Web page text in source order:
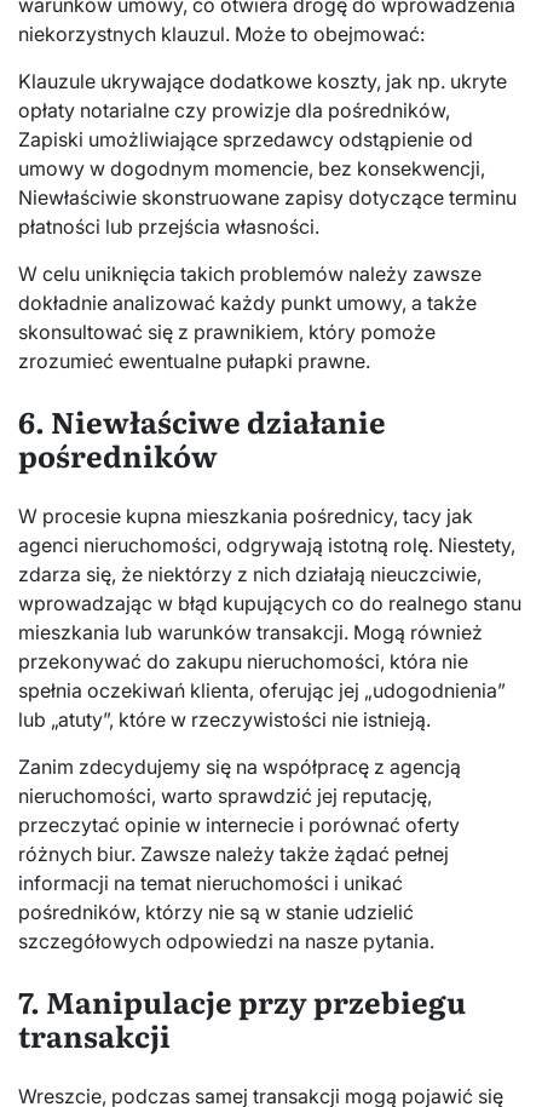
warunków umowy, co otwiera drogę do wprowadzenia
niekorzystnych klauzul. Może to obejmować:
Klauzule ukrywające dodatkowe koszty, jak np. ukryte
opłaty notarialne czy prowizje dla pośredników,
Zapiski umożliwiające sprzedawcy odstąpienie od
umowy w dogodnym momencie, bez konsekwencji,
Niewłaściwie skonstruowane zapisy dotyczące terminu
płatności lub przejścia własności.
W celu uniknięcia takich problemów należy zawsze
dokładnie analizować każdy punkt umowy, a także
skonsultować się z prawnikiem, który pomoże
zrozumieć ewentualne pułapki prawne.
6. Niewłaściwe działanie
pośredników
W procesie kupna mieszkania pośrednicy, tacy jak
agenci nieruchomości, odgrywają istotną rolę. Niestety,
zdarza się, że niektórzy z nich działają nieuczciwie,
wprowadzając w błąd kupujących co do realnego stanu
mieszkania lub warunków transakcji. Mogą również
przekonywać do zakupu nieruchomości, która nie
spełnia oczekiwań klienta, oferując jej „udogodnienia”
lub „atuty”, które w rzeczywistości nie istnieją.
Zanim zdecydujemy się na współpracę z agencją
nieruchomości, warto sprawdzić jej reputację,
przeczytać opinie w internecie i porównać oferty
różnych biur. Zawsze należy także żądać pełnej
informacji na temat nieruchomości i unikać
pośredników, którzy nie są w stanie udzielić
szczegółowych odpowiedzi na nasze pytania.
7. Manipulacje przy przebiegu
transakcji
Wreszcie, podczas samej transakcji mogą pojawić się